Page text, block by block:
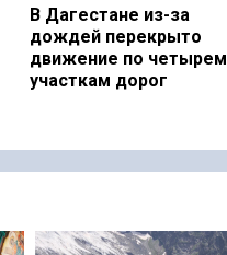
В Дагестане из-за
дождей перекрыто
движение по четырем
участкам дорог